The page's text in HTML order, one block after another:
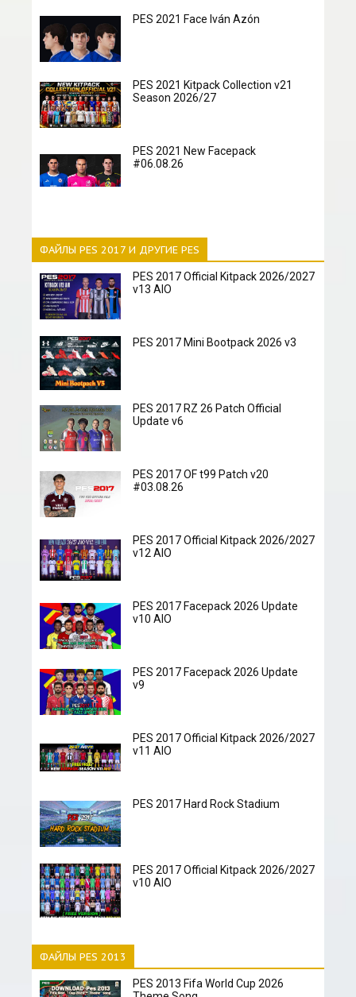
PES 2021 Face Iván Azón
PES 2021 Kitpack Collection v21
Season 2026/27
PES 2021 New Facepack
#06.08.26
ФАЙЛЫ PES 2017 И ДРУГИЕ PES
PES 2017 Official Kitpack 2026/2027
v13 AIO
PES 2017 Mini Bootpack 2026 v3
PES 2017 RZ 26 Patch Official
Update v6
PES 2017 OF t99 Patch v20
#03.08.26
PES 2017 Official Kitpack 2026/2027
v12 AIO
PES 2017 Facepack 2026 Update
v10 AIO
PES 2017 Facepack 2026 Update
v9
PES 2017 Official Kitpack 2026/2027
v11 AIO
PES 2017 Hard Rock Stadium
PES 2017 Official Kitpack 2026/2027
v10 AIO
ФАЙЛЫ PES 2013
PES 2013 Fifa World Cup 2026